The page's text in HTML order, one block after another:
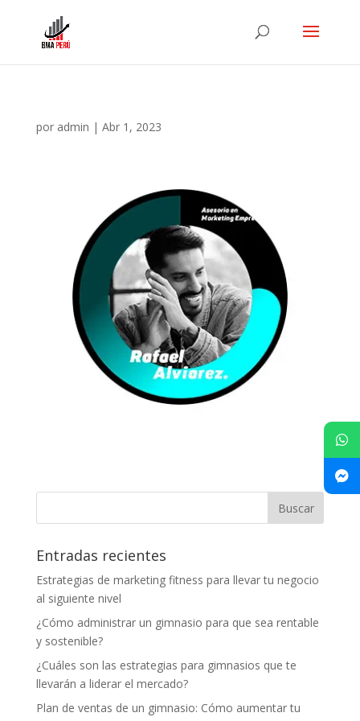
por admin | Abr 1, 2023
Entradas recientes
Estrategias de marketing fitness para llevar tu negocio
al siguiente nivel
¿Cómo administrar un gimnasio para que sea rentable
y sostenible?
¿Cuáles son las estrategias para gimnasios que te
llevarán a liderar el mercado?
Plan de ventas de un gimnasio: Cómo aumentar tu